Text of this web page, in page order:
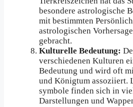
besondere astrologische
mit bestimmten
astrologischen
gebracht.
Kulturelle Bedeutung:
verschiedenen Kulturen
Bedeutung und wird oft
und Königtum assoziiert.
symbole finden sich in
Darstellungen und